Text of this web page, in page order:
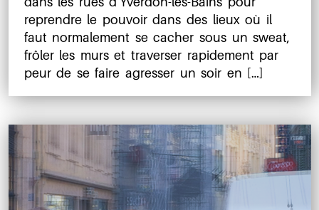
reprendre le pouvoir dans des lieux où il
faut normalement se cacher sous un sweat,
frôler les murs et traverser rapidement par
peur de se faire agresser un soir en […]